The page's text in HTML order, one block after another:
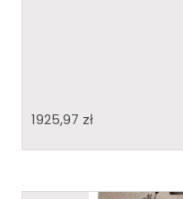
1925,97 zł